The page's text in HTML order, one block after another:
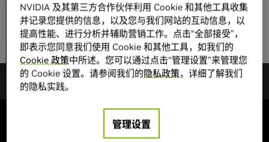
腾势汽车与 WPP 一同
在 NVIDIA Omniverse
Cloud 上构建并部署先
进的汽车配置器
NVIDIA 及其第三方合作伙伴利用 Cookie 和其他工具收集
并记录您提供的信息，以及您与我们网站的互动信息，以
提高性能、进行分析并辅助营销工作。点击“全部接受”，
即表示您同意我们使用 Cookie 和其他工具，如我们的
Cookie 政策中所述。您可以通过点击“管理设置”来管理您
的 Cookie 设置。请参阅我们的隐私政策，详细了解我们
的隐私实践。
管理设置